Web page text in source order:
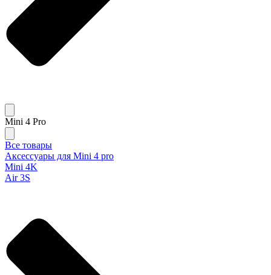
Mini 4 Pro
Все товары
Аксессуары для Mini 4 pro
Mini 4K
Air 3S